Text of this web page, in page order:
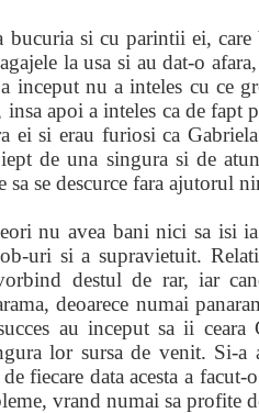
bucuria si cu parintii ei,
la usa si au dat-o
inceput nu a inteles cu ce
insa apoi a inteles ca de
ei si erau furiosi ca
de una singura si de
sa se descurce fara ajutorul
nu avea bani nici sa isi
uri si a supravietuit.
destul de rar, iar
deoarece numai
au inceput sa ii
lor sursa de venit. Si-a
fiecare data acesta a
vrand numai sa profite